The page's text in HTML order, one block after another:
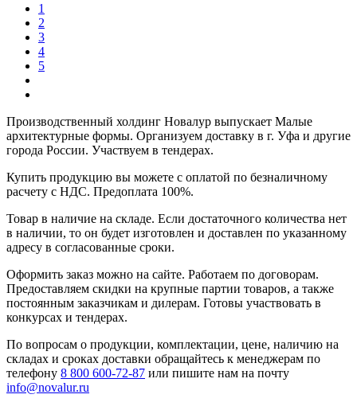
1
2
3
4
5
Производственный холдинг Новалур выпускает Малые
архитектурные формы. Организуем доставку в г. Уфа и другие
города России. Участвуем в тендерах.
Купить продукцию вы можете с оплатой по безналичному
расчету с НДС. Предоплата 100%.
Товар в наличие на складе. Если достаточного количества нет
в наличии, то он будет изготовлен и доставлен по указанному
адресу в согласованные сроки.
Оформить заказ можно на сайте. Работаем по договорам.
Предоставляем скидки на крупные партии товаров, а также
постоянным заказчикам и дилерам. Готовы участвовать в
конкурсах и тендерах.
По вопросам о продукции, комплектации, цене, наличию на
складах и сроках доставки обращайтесь к менеджерам по
телефону 8 800 600-72-87 или пишите нам на почту
info@novalur.ru